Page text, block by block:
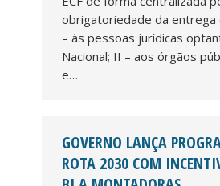
obrigatoriedade da entrega
– às pessoas jurídicas
Nacional; II – aos órgãos
e…
GOVERNO LANÇA
ROTA 2030 COM